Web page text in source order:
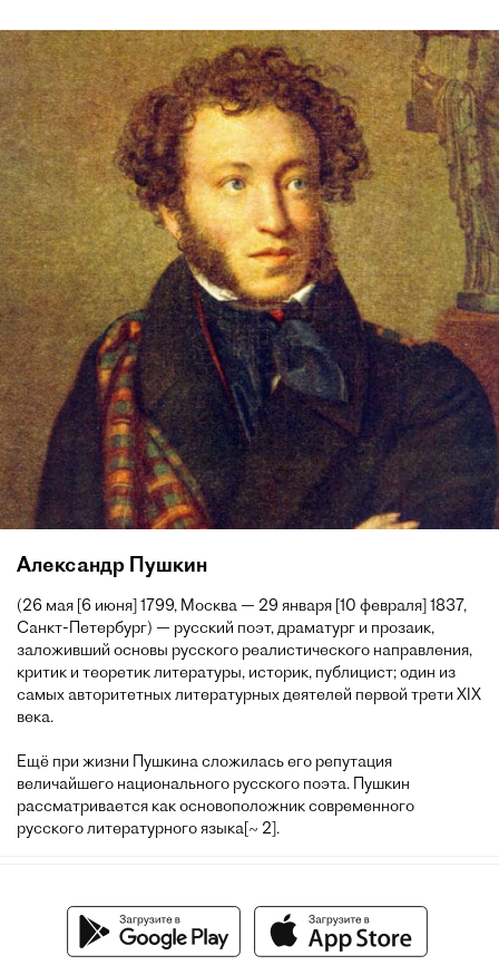
Александр Пушкин
(26 мая [6 июня] 1799, Москва — 29 января [10 февраля] 1837,
Санкт-Петербург) — русский поэт, драматург и прозаик,
заложивший основы русского реалистического направления,
критик и теоретик литературы, историк, публицист; один из
самых авторитетных литературных деятелей первой трети XIX
века.
Ещё при жизни Пушкина сложилась его репутация
величайшего национального русского поэта. Пушкин
рассматривается как основоположник современного
русского литературного языка[~ 2].